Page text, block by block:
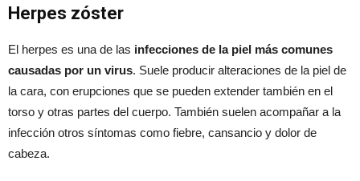
Herpes zóster
El herpes es una de las infecciones de la piel más comunes
causadas por un virus. Suele producir alteraciones de la piel de
la cara, con erupciones que se pueden extender también en el
torso y otras partes del cuerpo. También suelen acompañar a la
infección otros síntomas como fiebre, cansancio y dolor de
cabeza.